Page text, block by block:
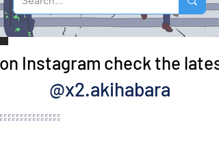
Instagram check the
@x2.akihabara